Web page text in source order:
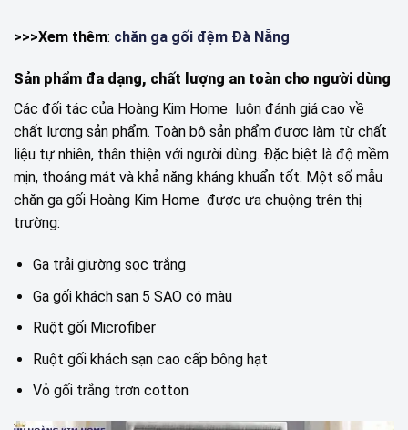
>>>Xem thêm: chăn ga gối đệm Đà Nẵng
Sản phẩm đa dạng, chất lượng an toàn cho người dùng
Các đối tác của Hoàng Kim Home luôn đánh giá cao về
chất lượng sản phẩm. Toàn bộ sản phẩm được làm từ chất
liệu tự nhiên, thân thiện với người dùng. Đặc biệt là độ mềm
mịn, thoáng mát và khả năng kháng khuẩn tốt. Một số mẫu
chăn ga gối Hoàng Kim Home được ưa chuộng trên thị
trường:
Ga trải giường sọc trắng
Ga gối khách sạn 5 SAO có màu
Ruột gối Microfiber
Ruột gối khách sạn cao cấp bông hạt
Vỏ gối trắng trơn cotton